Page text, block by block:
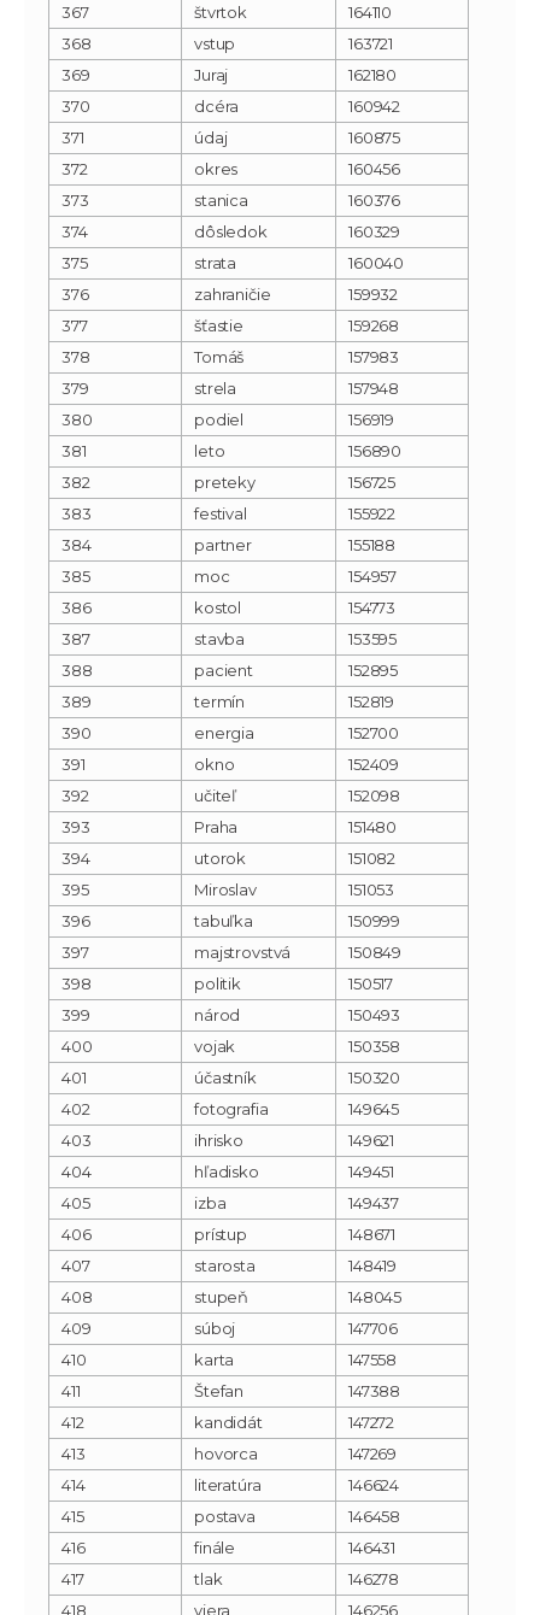
367
štvrtok
164110
368
vstup
163721
369
Juraj
162180
370
dcéra
160942
371
údaj
160875
372
okres
160456
373
stanica
160376
374
dôsledok
160329
375
strata
160040
376
zahraničie
159932
377
šťastie
159268
378
Tomáš
157983
379
strela
157948
380
podiel
156919
381
leto
156890
382
preteky
156725
383
festival
155922
384
partner
155188
385
moc
154957
386
kostol
154773
387
stavba
153595
388
pacient
152895
389
termín
152819
390
energia
152700
391
okno
152409
392
učiteľ
152098
393
Praha
151480
394
utorok
151082
395
Miroslav
151053
396
tabuľka
150999
397
majstrovstvá
150849
398
politik
150517
399
národ
150493
400
vojak
150358
401
účastník
150320
402
fotografia
149645
403
ihrisko
149621
404
hľadisko
149451
405
izba
149437
406
prístup
148671
407
starosta
148419
408
stupeň
148045
409
súboj
147706
410
karta
147558
411
Štefan
147388
412
kandidát
147272
413
hovorca
147269
414
literatúra
146624
415
postava
146458
416
finále
146431
417
tlak
146278
418
viera 146256